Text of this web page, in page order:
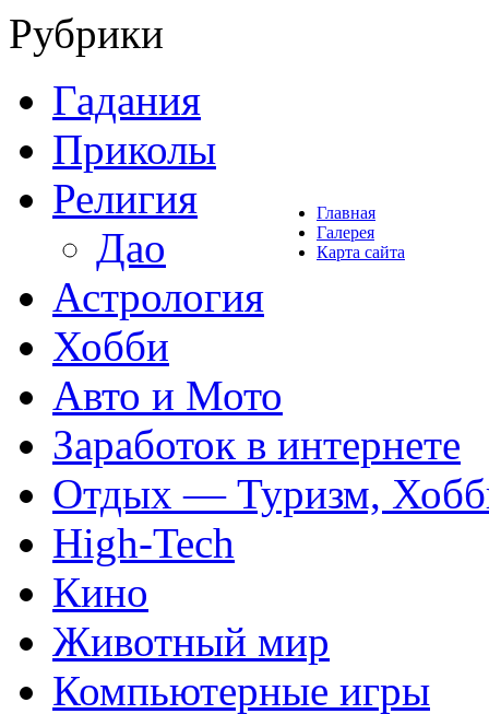
Главная
Галерея
Карта сайта
Рубрики
Гадания
Приколы
Религия
Дао
Астрология
Хобби
Авто и Мото
Заработок в интернете
Отдых — Туризм,
High-Tech
Кино
Животный мир
Компьютерные игры